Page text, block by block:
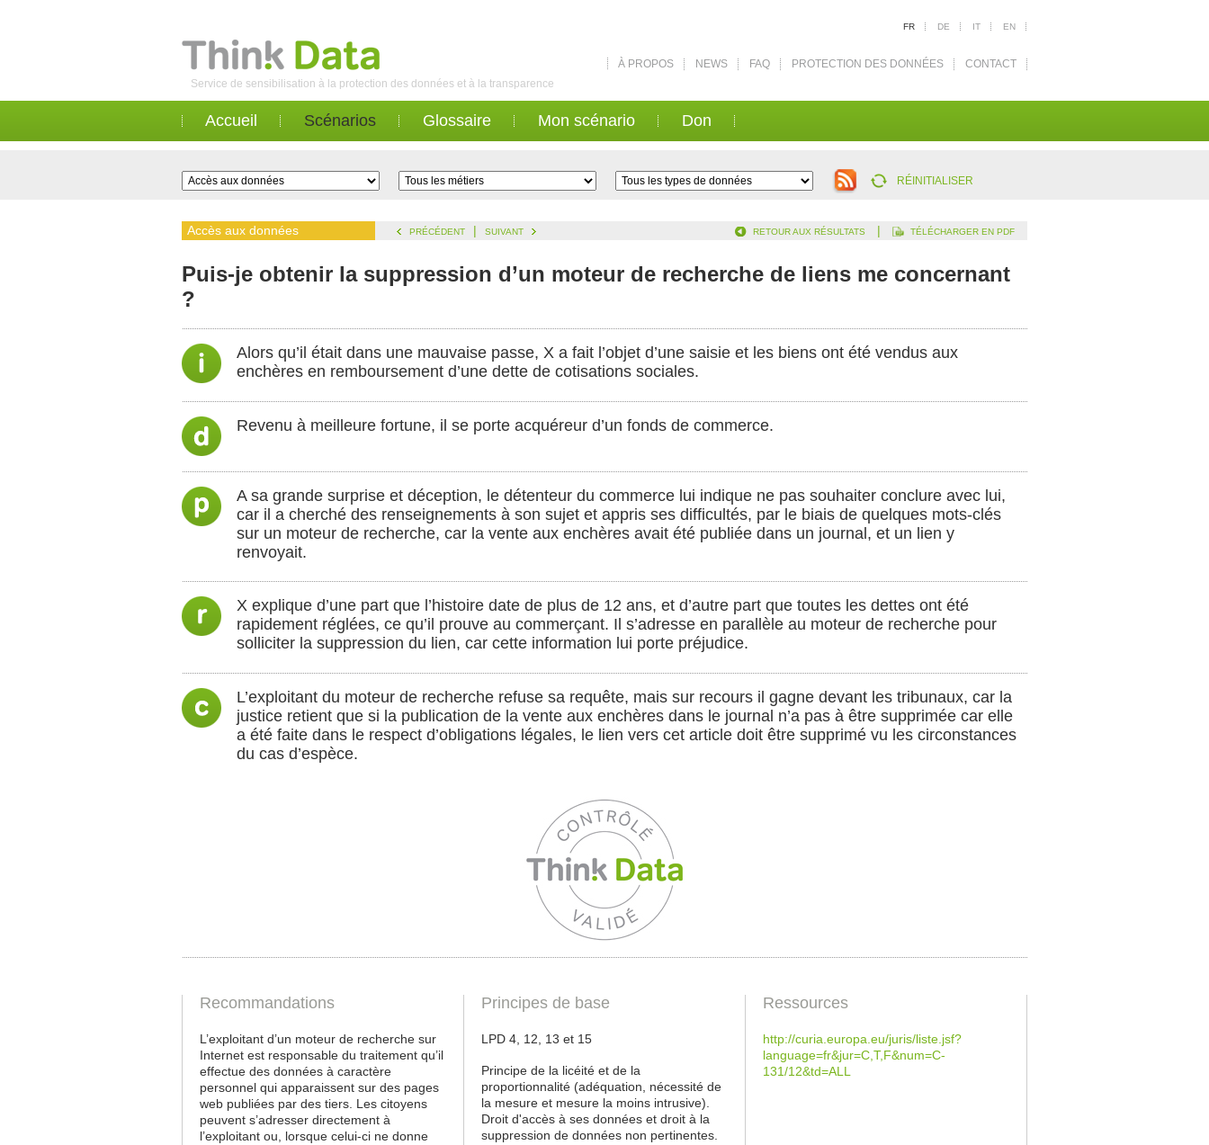
Service de sensibilisation à la protection des données et à la transparence
FR DE IT EN
À PROPOS NEWS FAQ PROTECTION DES DONNÉES CONTACT
Accueil Scénarios Glossaire Mon scénario Don
RÉINITIALISER
Accès aux données PRÉCÉDENT | SUIVANT RETOUR AUX RÉSULTATS | TÉLÉCHARGER EN PDF
Puis-je obtenir la suppression d’un moteur de recherche de liens me concernant
?
Alors qu’il était dans une mauvaise passe, X a fait l’objet d’une saisie et les biens ont été vendus aux
enchères en remboursement d’une dette de cotisations sociales.
Revenu à meilleure fortune, il se porte acquéreur d’un fonds de commerce.
A sa grande surprise et déception, le détenteur du commerce lui indique ne pas souhaiter conclure avec lui,
car il a cherché des renseignements à son sujet et appris ses difficultés, par le biais de quelques mots-clés
sur un moteur de recherche, car la vente aux enchères avait été publiée dans un journal, et un lien y
renvoyait.
X explique d’une part que l’histoire date de plus de 12 ans, et d’autre part que toutes les dettes ont été
rapidement réglées, ce qu’il prouve au commerçant. Il s’adresse en parallèle au moteur de recherche pour
solliciter la suppression du lien, car cette information lui porte préjudice.
L’exploitant du moteur de recherche refuse sa requête, mais sur recours il gagne devant les tribunaux, car la
justice retient que si la publication de la vente aux enchères dans le journal n’a pas à être supprimée car elle
a été faite dans le respect d’obligations légales, le lien vers cet article doit être supprimé vu les circonstances
du cas d’espèce.
Recommandations
L’exploitant d’un moteur de recherche sur
Internet est responsable du traitement qu’il
effectue des données à caractère
personnel qui apparaissent sur des pages
web publiées par des tiers. Les citoyens
peuvent s’adresser directement à
l’exploitant ou, lorsque celui-ci ne donne
Principes de base
LPD 4, 12, 13 et 15
Principe de la licéité et de la
proportionnalité (adéquation, nécessité de
la mesure et mesure la moins intrusive).
Droit d'accès à ses données et droit à la
suppression de données non pertinentes.
Ressources
http://curia.europa.eu/juris/liste.jsf?
language=fr&jur=C,T,F&num=C-
131/12&td=ALL